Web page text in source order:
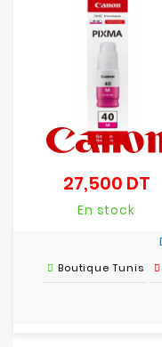
27,500 DT
En stock
Boutique Tunis